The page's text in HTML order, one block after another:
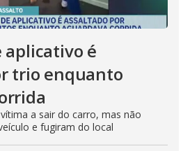
é
trio enquanto
a sair do carro, mas não
e fugiram do local